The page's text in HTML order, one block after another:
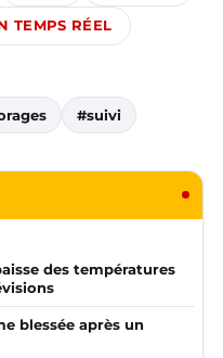
TEMPS RÉEL
#suivi
des températures
blessée après un